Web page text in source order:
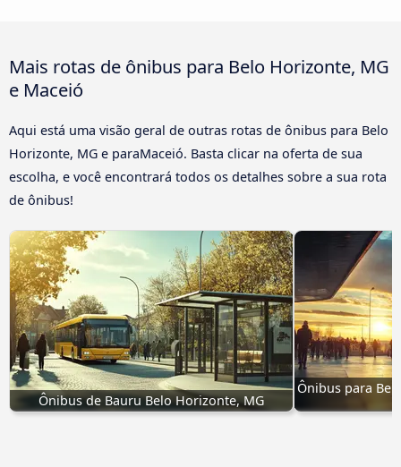
Mais rotas de ônibus para Belo Horizonte, MG
e Maceió
Aqui está uma visão geral de outras rotas de ônibus para Belo
Horizonte, MG e paraMaceió. Basta clicar na oferta de sua
escolha, e você encontrará todos os detalhes sobre a sua rota
de ônibus!
Ônibus de Bauru Belo Horizonte, MG
Ônibus para